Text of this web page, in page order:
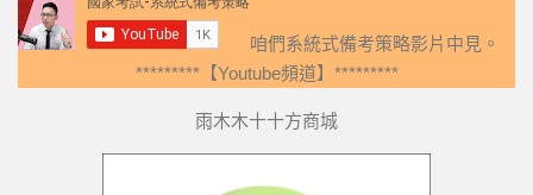
咱們系統式備考策略影片中見。
*********【Youtube頻道】*********
雨木木十十方商城